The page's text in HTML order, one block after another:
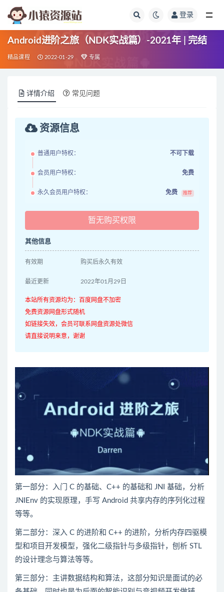
登录
Android进阶之旅（NDK实战篇）-2021年 | 完结
精品课程 2022-01-29 专属
详情介绍 常见问题
资源信息
普通用户特权： 不可下载
会员用户特权： 免费
永久会员用户特权： 免费 推荐
暂无购买权限
其他信息
有效期 购买后永久有效
最近更新 2022年01月29日
本站所有资源均为：百度网盘不加密
免费资源网盘形式随机
如链接失效，会员可联系网盘资源处微信
请直接说明来意，谢谢
第一部分：入门 C 的基础、C++ 的基础和 JNI 基础，分析
JNIEnv 的实现原理，手写 Android 共享内存的序列化过程
等等。
第二部分：深入 C 的进阶和 C++ 的进阶，分析内存四驱模
型和项目开发模型，强化二级指针与多级指针，刨析 STL
的设计理念与算法等等。
第三部分：主讲数据结构和算法，这部分知识是面试的必